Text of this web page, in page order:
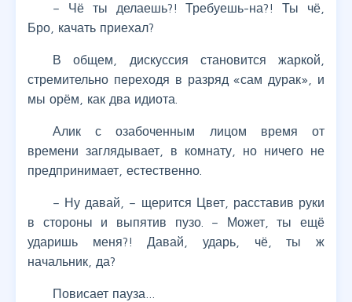
– Чё ты делаешь?! Требуешь-на?! Ты чё,
Бро, качать приехал?
В общем, дискуссия становится жаркой,
стремительно переходя в разряд «сам дурак», и
мы орём, как два идиота.
Алик с озабоченным лицом время от
времени заглядывает, в комнату, но ничего не
предпринимает, естественно.
– Ну давай, – щерится Цвет, расставив руки
в стороны и выпятив пузо. – Может, ты ещё
ударишь меня?! Давай, ударь, чё, ты ж
начальник, да?
Повисает пауза…